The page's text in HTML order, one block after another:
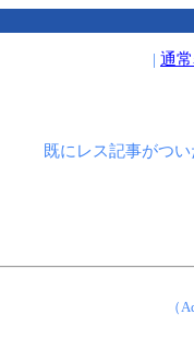
| 通
既にレス記事がつ
（